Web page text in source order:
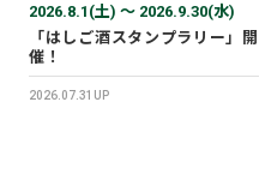
2026.8.1(土) 〜 2026.9.30(水)
「はしご酒スタンプラリー」開
催！
2026.07.31UP